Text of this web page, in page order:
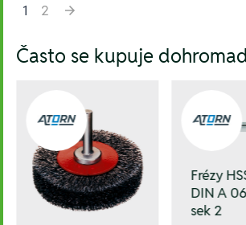
1
2
Často se kupuje
Frézy
DIN A
sek 2